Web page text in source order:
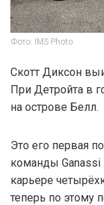
Фото: IMS Photo
Скотт Диксон
При Детройта в
на острове Белл.
Это его первая
команды Ganassi
карьере
теперь по этому